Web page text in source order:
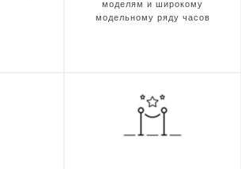
моделям и широкому
модельному ряду часов